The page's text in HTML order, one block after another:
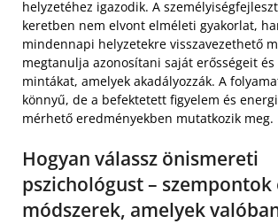
helyzetéhez igazodik. A
keretben nem elvont elméleti gyakorlat,
mindennapi helyzetekre visszavezethető
megtanulja azonosítani saját erősségeit és
mintákat, amelyek akadályozzák. A
könnyű, de a befektetett figyelem és
mérhető eredményekben mutatkozik meg.
Hogyan válassz önismereti
pszichológust – szempontok
módszerek, amelyek